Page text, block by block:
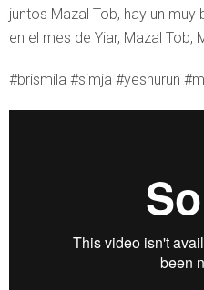
juntos Mazal Tob, hay un
en el mes de Yiar, Mazal Tob,
#brismila #simja #yeshurun